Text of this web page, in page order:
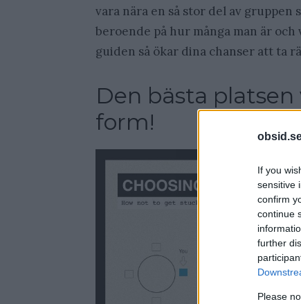
If you
sensitive
confirm
continue
further
Please
vara nära en så stor del av
beroende på hur många man är
guiden så ökar dina chanser att ta
Den bästa
form!